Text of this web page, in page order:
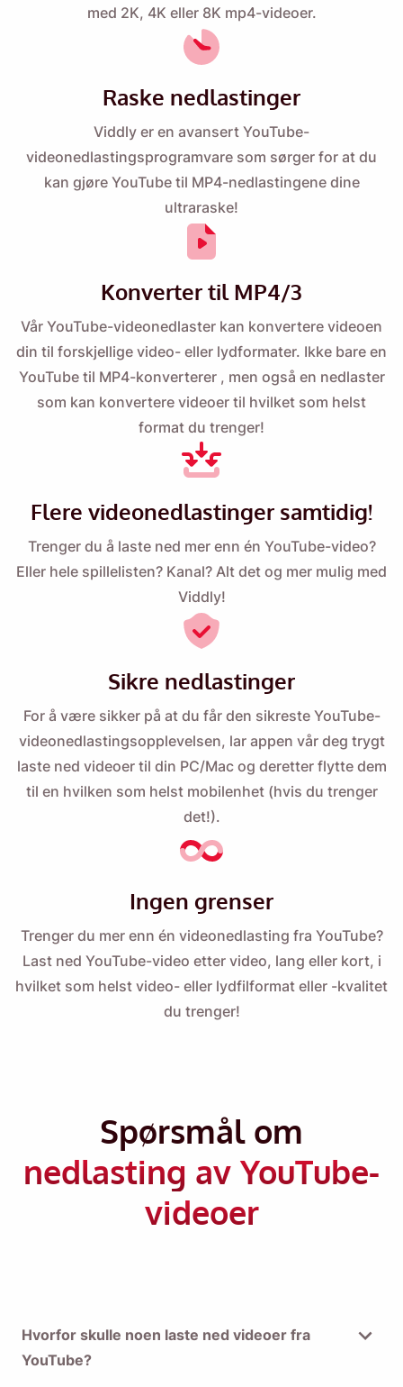
med 2K, 4K eller 8K mp4-videoer.
Raske nedlastinger
Viddly er en avansert YouTube-
videonedlastingsprogramvare som sørger for at du
kan gjøre YouTube til MP4-nedlastingene dine
ultraraske!
Konverter til MP4/3
Vår YouTube-videonedlaster kan konvertere videoen
din til forskjellige video- eller lydformater. Ikke bare en
YouTube til MP4-konverterer, men også en nedlaster
som kan konvertere videoer til hvilket som helst
format du trenger!
Flere videonedlastinger samtidig!
Trenger du å laste ned mer enn én YouTube-video?
Eller hele spillelisten? Kanal? Alt det og mer mulig med
Viddly!
Sikre nedlastinger
For å være sikker på at du får den sikreste YouTube-
videonedlastingsopplevelsen, lar appen vår deg trygt
laste ned videoer til din PC/Mac og deretter flytte dem
til en hvilken som helst mobilenhet (hvis du trenger
det!).
Ingen grenser
Trenger du mer enn én videonedlasting fra YouTube?
Last ned YouTube-video etter video, lang eller kort, i
hvilket som helst video- eller lydfilformat eller -kvalitet
du trenger!
Spørsmål om
nedlasting av YouTube-
videoer
Hvorfor skulle noen laste ned videoer fra
YouTube?